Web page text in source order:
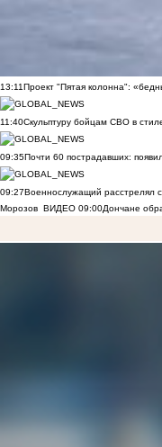
13:11Проект "Пятая колонна":
11:40Скульптуру бойцам СВО в
09:35Почти 60 пострадавших:
09:27Военнослужащий расстрелял
Морозов ВИДЕО 09:00Дончане